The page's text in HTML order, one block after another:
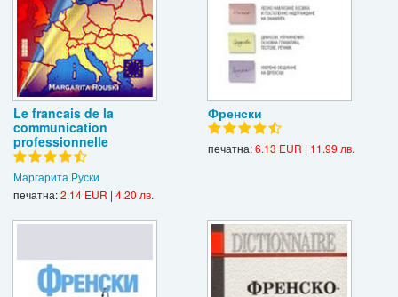
Le francais de la
communication
professionnelle
Маргарита Руски
печатна:2.14 EUR | 4.20 лв.
Френски
печатна:6.13 EUR | 11.99 лв.